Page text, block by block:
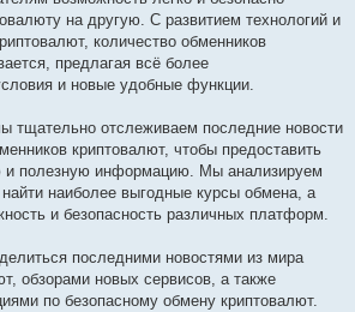
на другую. С развитием технологий и
количество обменников
предлагая всё более
и новые удобные функции.
тщательно отслеживаем последние новости
криптовалют, чтобы предоставить
и полезную информацию. Мы анализируем
наиболее выгодные курсы обмена, а
и безопасность различных платформ.
последними новостями из мира
обзорами новых сервисов, а также
по безопасному обмену криптовалют.